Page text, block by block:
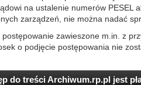
na ustalenie numerów PESEL
zarządzeń, nie można nadać
zawieszone m.in. z
o podjęcie postępowania nie
do treści Archiwum.rp.pl jest